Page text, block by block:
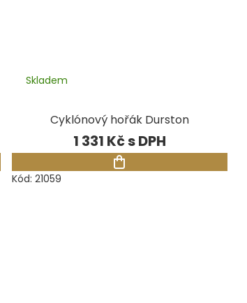
Cyklónový hořák Durston
Skladem
1 331 Kč
Kód: 21059